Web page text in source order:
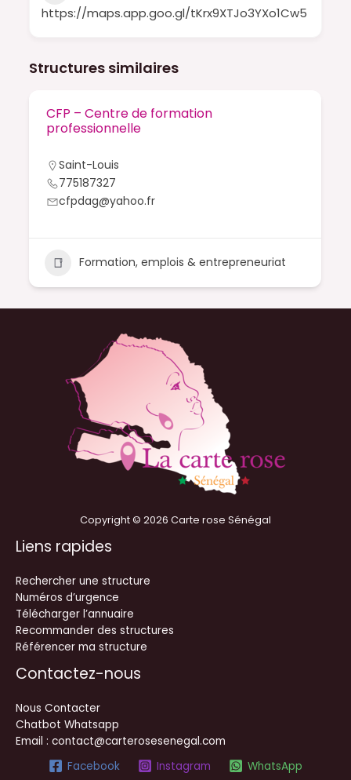
https://maps.app.goo.gl/tKrx9XTJo3YXo1Cw5
Structures similaires
CFP – Centre de formation
professionnelle
Saint-Louis
775187327
cfpdag@yahoo.fr
Formation, emplois & entrepreneuriat
Copyright © 2026 Carte rose Sénégal
Liens rapides
Rechercher une structure
Numéros d’urgence
Télécharger l’annuaire
Recommander des structures
Référencer ma structure
Contactez-nous
Nous Contacter
Chatbot Whatsapp
Email : contact@carterosesenegal.com
Facebook
Instagram WhatsApp